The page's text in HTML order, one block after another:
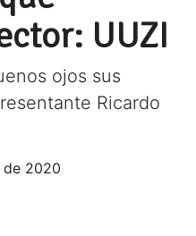
UUZI
ojos sus
Ricardo
de 2020